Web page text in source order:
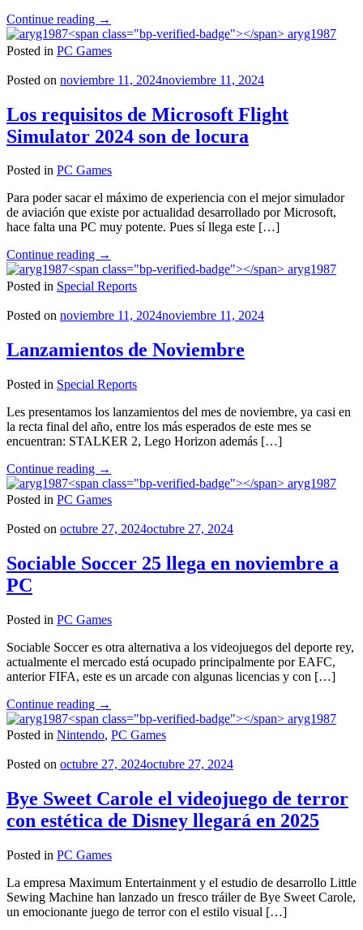
Continue reading "Assassins
Creed
Mirage
crackeado"
→
aryg1987
Posted in PC Games
Posted on noviembre 11, 2024noviembre 11, 2024
Los requisitos de Microsoft Flight
Simulator 2024 son de locura
Posted in PC Games
Para poder sacar el máximo de experiencia con el mejor simulador
de aviación que existe por actualidad desarrollado por Microsoft,
hace falta una PC muy potente. Pues sí llega este […]
Continue reading "Los
requisitos
de
Microsoft
Flight
2024
son
locura"
→
aryg1987
Posted in Special Reports
Posted on noviembre 11, 2024noviembre 11, 2024
Lanzamientos de Noviembre
Posted in Special Reports
Les presentamos los lanzamientos del mes de noviembre, ya casi en
la recta final del año, entre los más esperados de este mes se
encuentran: STALKER 2, Lego Horizon además […]
Continue reading "Lanzamientos
de
Noviembre"
→
aryg1987
Posted in PC Games
Posted on octubre 27, 2024octubre 27, 2024
Sociable Soccer 25 llega en noviembre a
PC
Posted in PC Games
Sociable Soccer es otra alternativa a los videojuegos del deporte rey,
actualmente el mercado está ocupado principalmente por EAFC,
anterior FIFA, este es un arcade con algunas licencias y con […]
Continue reading "Sociable
Soccer
25
en
a
PC"
→
aryg1987
Posted in Nintendo, PC Games
Posted on octubre 27, 2024octubre 27, 2024
Bye Sweet Carole el videojuego de terror
con estética de Disney llegará en 2025
Posted in PC Games
La empresa Maximum Entertainment y el estudio de desarrollo Little
Sewing Machine han lanzado un fresco tráiler de Bye Sweet Carole,
un emocionante juego de terror con el estilo visual […]